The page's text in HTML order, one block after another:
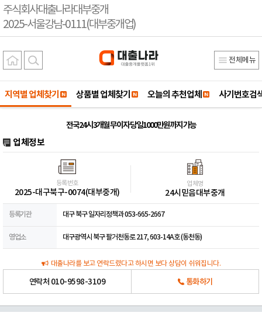
주식회사대출나라대부중개
2025-서울강남-0111(대부중개업)
전체메뉴
지역별 업체찾기 상품별 업체찾기 오늘의 추천업체 사기번호검
전국24시 3개월 무이자 당일1000만원까지 가능
업체정보
등록번호
2025-대구북구-0074(대부중개)
업체명
24시믿음대부중개
등록기관 대구 북구 일자리정책과 053-665-2667
영업소 대구광역시 북구 팔거천동로 217, 603-14A호 (동천동)
대출나라를 보고 연락드렸다고 하시면 보다 상담이 쉬워집니다.
연락처 010-9598-3109 통화하기